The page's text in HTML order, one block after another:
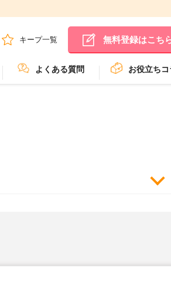
キープ一覧 無料登録はこち
よくある質問 お役立ちコ